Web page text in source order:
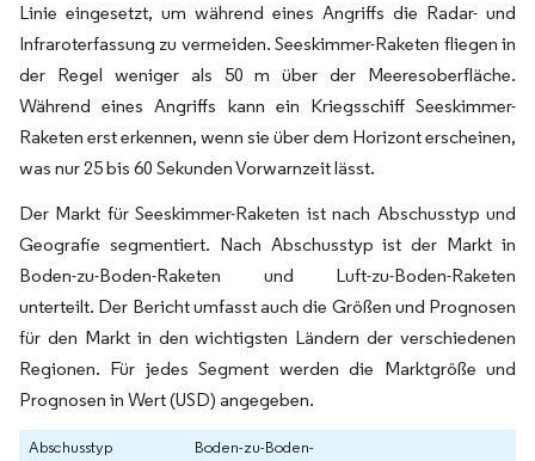
Linie eingesetzt, um während eines Angriffs die Radar- und
Infraroterfassung zu vermeiden. Seeskimmer-Raketen fliegen in
der Regel weniger als 50 m über der Meeresoberfläche.
Während eines Angriffs kann ein Kriegsschiff Seeskimmer-
Raketen erst erkennen, wenn sie über dem Horizont erscheinen,
was nur 25 bis 60 Sekunden Vorwarnzeit lässt.
Der Markt für Seeskimmer-Raketen ist nach Abschusstyp und
Geografie segmentiert. Nach Abschusstyp ist der Markt in
Boden-zu-Boden-Raketen und Luft-zu-Boden-Raketen
unterteilt. Der Bericht umfasst auch die Größen und Prognosen
für den Markt in den wichtigsten Ländern der verschiedenen
Regionen. Für jedes Segment werden die Marktgröße und
Prognosen in Wert (USD) angegeben.
Abschusstyp Boden-zu-Boden-